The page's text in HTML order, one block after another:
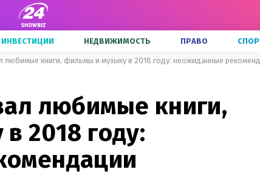
ИНВЕСТИЦИИ НЕДВИЖИМОСТЬ ПРАВО
любимые книги,
2018 году: